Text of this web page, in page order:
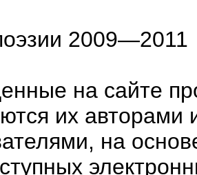
2009—2011
на сайте
их авторами
на